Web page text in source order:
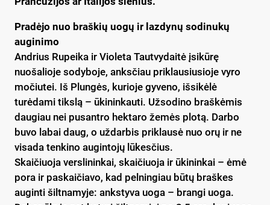
Pradėjo nuo braškių uogų ir lazdynų sodinukų
auginimo
Andrius Rupeika ir Violeta Tautvydaitė įsikūrę
nuošalioje sodyboje, anksčiau priklausiusioje vyro
močiutei. Iš Plungės, kurioje gyveno, išsikėlė
turėdami tikslą – ūkininkauti. Užsodino braškėmis
daugiau nei pusantro hektaro žemės plotą. Darbo
buvo labai daug, o uždarbis priklausė nuo orų ir ne
visada tenkino augintojų lūkesčius.
Skaičiuoja verslininkai, skaičiuoja ir ūkininkai – ėmė
pora ir paskaičiavo, kad pelningiau būtų braškes
auginti šiltnamyje: ankstyva uoga – brangi uoga.